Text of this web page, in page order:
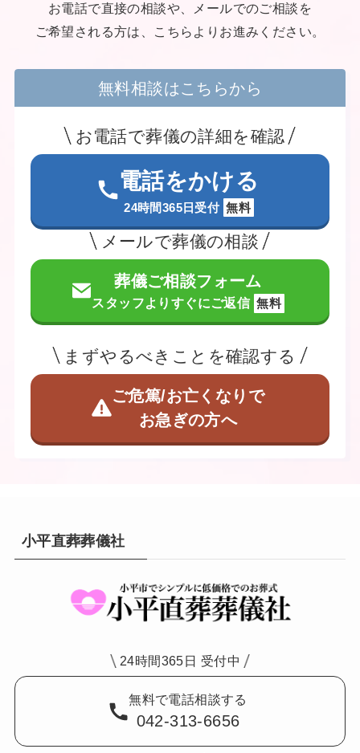
お電話で直接の相談や、メールでのご相談を
ご希望される方は、こちらよりお進みください。
無料相談はこちらから
お電話で葬儀の詳細を確認
電話をかける
24時間365日受付 無料
メールで葬儀の相談
葬儀ご相談フォーム
スタッフよりすぐにご返信 無料
まずやるべきことを確認する
ご危篤/お亡くなりで
お急ぎの方へ
小平直葬葬儀社
24時間365日 受付中
無料で電話相談する
042-313-6656